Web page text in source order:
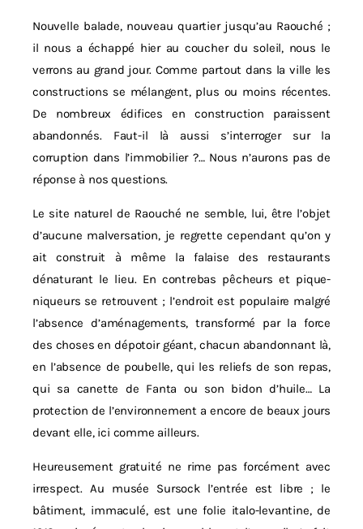
Nouvelle balade, nouveau quartier jusqu’au Raouché ;
il nous a échappé hier au coucher du soleil, nous le
verrons au grand jour. Comme partout dans la ville les
constructions se mélangent, plus ou moins récentes.
De nombreux édifices en construction paraissent
abandonnés. Faut-il là aussi s’interroger sur la
corruption dans l’immobilier ?… Nous n’aurons pas de
réponse à nos questions.
Le site naturel de Raouché ne semble, lui, être l’objet
d’aucune malversation, je regrette cependant qu’on y
ait construit à même la falaise des restaurants
dénaturant le lieu. En contrebas pêcheurs et pique-
niqueurs se retrouvent ; l’endroit est populaire malgré
l’absence d’aménagements, transformé par la force
des choses en dépotoir géant, chacun abandonnant là,
en l’absence de poubelle, qui les reliefs de son repas,
qui sa canette de Fanta ou son bidon d’huile… La
protection de l’environnement a encore de beaux jours
devant elle, ici comme ailleurs.
Heureusement gratuité ne rime pas forcément avec
irrespect. Au musée Sursock l’entrée est libre ; le
bâtiment, immaculé, est une folie italo-levantine, de